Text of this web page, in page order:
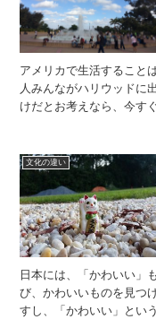
アメリカで生活すること
人みんながハリウッドに
けだとお考えなら、今す
文化の違い
日本には、「かわいい」
び、かわいいものを見つ
すし、「かわいい」とい